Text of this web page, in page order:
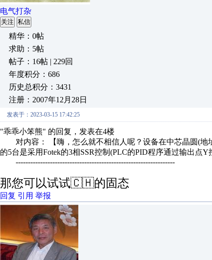
电气打杂
关注 私信
精华：0帖
求助：5帖
帖子：16帖 | 229回
年度积分：686
历史总积分：3431
注册：2007年12月28日
发表于：2023-03-15 17:42:25
"乖乖小笨熊" 的回复，发表在4楼
对内容： 【嗨，怎么就不相信人呢？设备在中芯晶圆(地
的5台是采用Fotek的3相SSR控制(PLC的PID程序通过输出点
-----------------------------------------------------------------
那您可以试试🇨🇭的固态
回复 引用 举报